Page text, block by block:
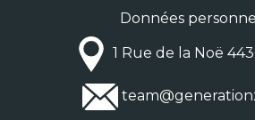
Données
1 Rue de la Noë